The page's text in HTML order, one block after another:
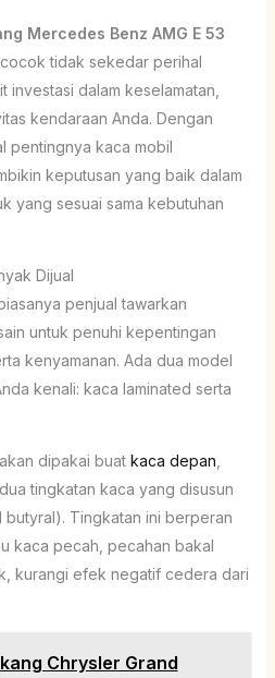
Mercedes Benz AMG E 53
tidak sekedar perihal
investasi dalam keselamatan,
kendaraan Anda. Dengan
pentingnya kaca mobil
keputusan yang baik dalam
yang sesuai sama kebutuhan
Dijual
penjual tawarkan
untuk penuhi kepentingan
kenyamanan. Ada dua model
kenali: kaca laminated serta
dipakai buat kaca depan
tingkatan kaca yang disusun
Tingkatan ini berperan
kaca pecah, pecahan bakal
kurangi efek negatif cedera dari
Chrysler Grand